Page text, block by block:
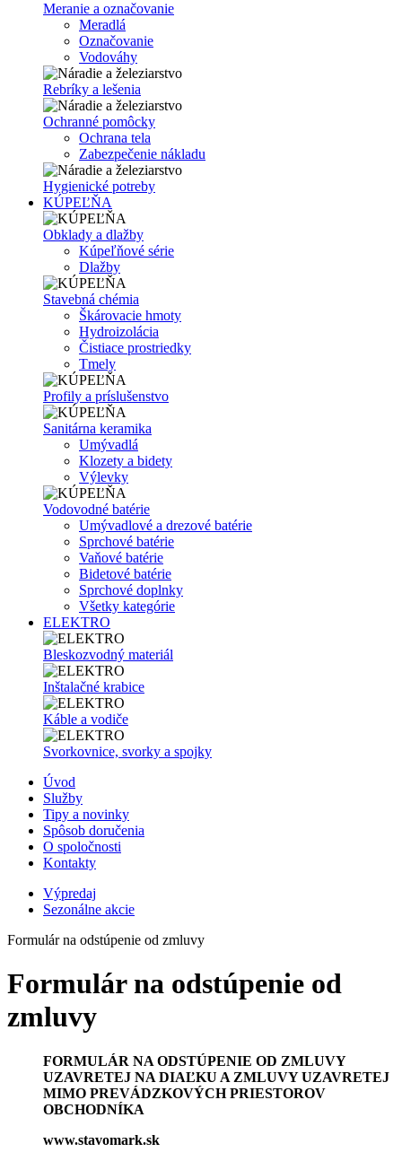
Meranie a označovanie
Meradlá
Označovanie
Vodováhy
Rebríky a lešenia
Ochranné pomôcky
Ochrana tela
Zabezpečenie nákladu
Hygienické potreby
KÚPEĽŇA
Obklady a dlažby
Kúpeľňové série
Dlažby
Stavebná chémia
Škárovacie hmoty
Hydroizolácia
Čistiace prostriedky
Tmely
Profily a príslušenstvo
Sanitárna keramika
Umývadlá
Klozety a bidety
Výlevky
Vodovodné batérie
Umývadlové a drezové batérie
Sprchové batérie
Vaňové batérie
Bidetové batérie
Sprchové doplnky
Všetky kategórie
ELEKTRO
Bleskozvodný materiál
Inštalačné krabice
Káble a vodiče
Svorkovnice, svorky a spojky
Úvod
Služby
Tipy a novinky
Spôsob doručenia
O spoločnosti
Kontakty
Výpredaj
Sezonálne akcie
Formulár na odstúpenie od zmluvy
Formulár na odstúpenie od
zmluvy
FORMULÁR NA ODSTÚPENIE OD ZMLUVY
UZAVRETEJ NA DIAĽKU A ZMLUVY UZAVRETEJ
MIMO PREVÁDZKOVÝCH PRIESTOROV
OBCHODNÍKA
www.stavomark.sk